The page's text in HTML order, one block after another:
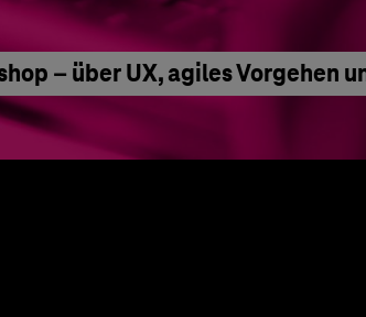
– über UX, agiles Vorgehen